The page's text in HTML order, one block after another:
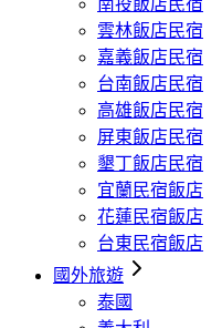
南投飯店民宿
雲林飯店民宿
嘉義飯店民宿
台南飯店民宿
高雄飯店民宿
屏東飯店民宿
墾丁飯店民宿
宜蘭民宿飯店
花蓮民宿飯店
台東民宿飯店
國外旅遊
泰國